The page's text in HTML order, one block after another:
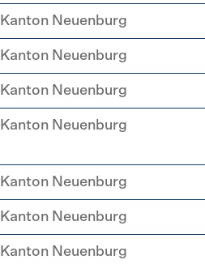
Kanton Neuenburg
Kanton Neuenburg
Kanton Neuenburg
Kanton Neuenburg
Kanton Neuenburg
Kanton Neuenburg
Kanton Neuenburg